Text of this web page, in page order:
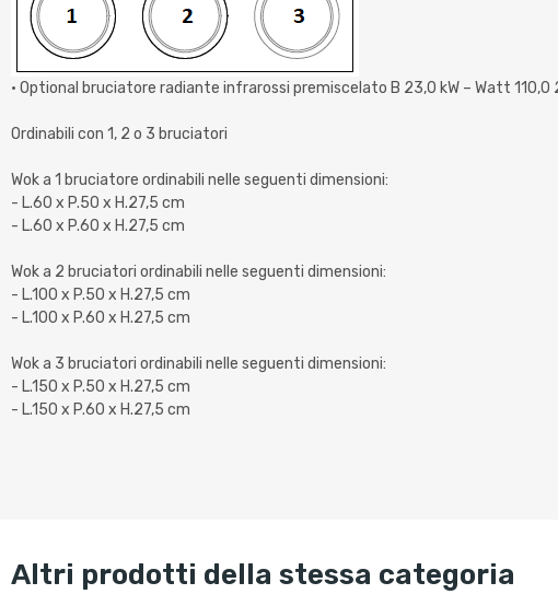
• Optional bruciatore radiante infrarossi premiscelato B 23,0 kW – Watt 110,0
Ordinabili con 1, 2 o 3 bruciatori
Wok a 1 bruciatore ordinabili nelle seguenti dimensioni:
- L.60 x P.50 x H.27,5 cm
- L.60 x P.60 x H.27,5 cm
Wok a 2 bruciatori ordinabili nelle seguenti dimensioni:
- L.100 x P.50 x H.27,5 cm
- L.100 x P.60 x H.27,5 cm
Wok a 3 bruciatori ordinabili nelle seguenti dimensioni:
- L.150 x P.50 x H.27,5 cm
- L.150 x P.60 x H.27,5 cm
altri prodotti della stessa categoria